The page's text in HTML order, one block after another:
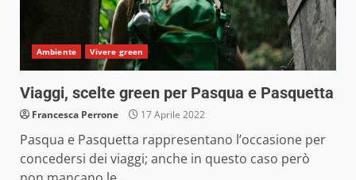
Ambiente Vivere green
Viaggi, scelte green per Pasqua e Pasquetta
Francesca Perrone 17 Aprile 2022
Pasqua e Pasquetta rappresentano l’occasione per
concedersi dei viaggi; anche in questo caso però